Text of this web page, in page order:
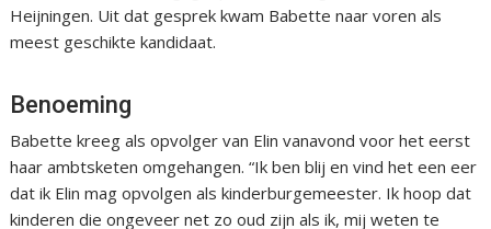
Heijningen. Uit dat gesprek kwam Babette naar voren als
meest geschikte kandidaat.
Benoeming
Babette kreeg als opvolger van Elin vanavond voor het eerst
haar ambtsketen omgehangen. “Ik ben blij en vind het een eer
dat ik Elin mag opvolgen als kinderburgemeester. Ik hoop dat
kinderen die ongeveer net zo oud zijn als ik, mij weten te